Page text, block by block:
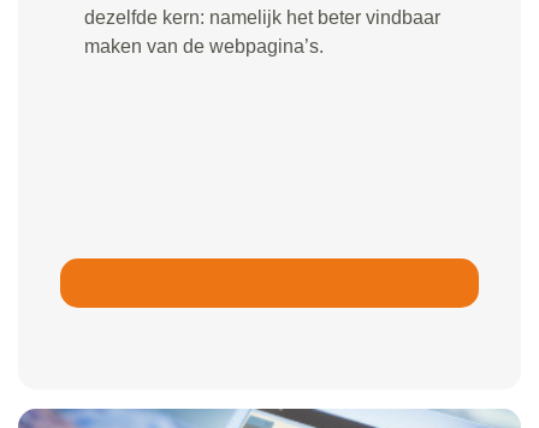
dezelfde kern: namelijk het beter vindbaar
maken van de webpagina’s.